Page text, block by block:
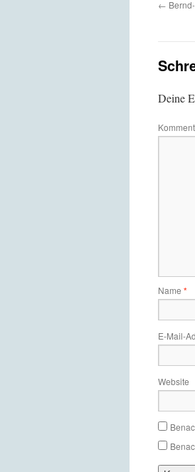
←
Deine
Name *
E-Mail-
Website